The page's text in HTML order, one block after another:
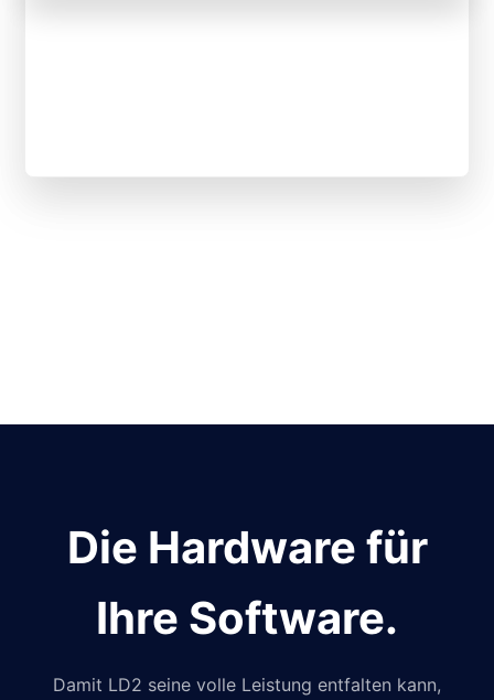
Die Hardware für
Ihre Software.
Damit LD2 seine volle Leistung entfalten kann,